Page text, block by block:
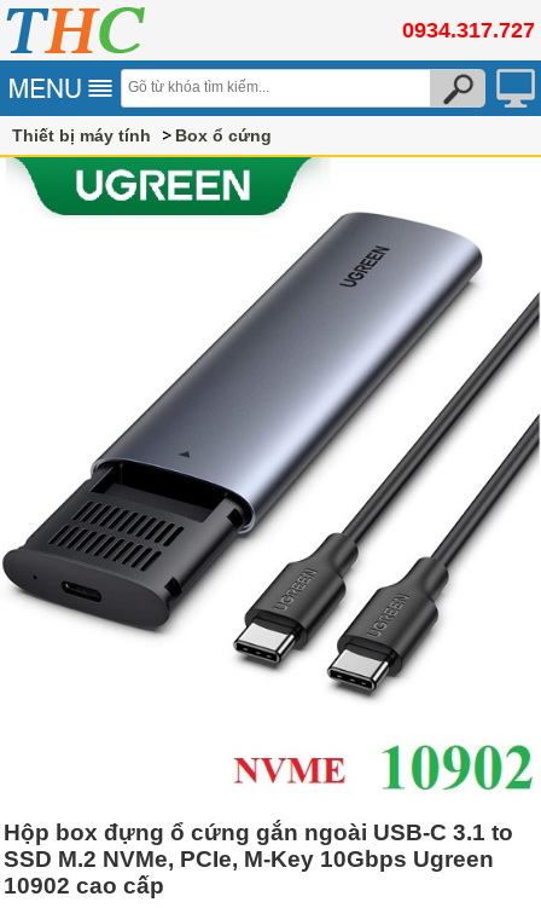
0934.317.727
Thiết bị máy tính Box ổ cứng
Hộp box đựng ổ cứng gắn ngoài USB-C 3.1 to
SSD M.2 NVMe, PCIe, M-Key 10Gbps Ugreen
10902 cao cấp